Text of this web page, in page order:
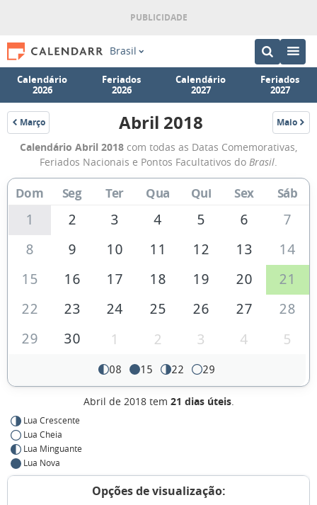
Brasil
Calendário
2026
Feriados
2026
Calendário
2027
Feriados
2027
Março
2018
Calendário
de
Abril
de
2018
Abril 2018 Maio
2018
Calendário Abril 2018 com todas as Datas Comemorativas,
Feriados Nacionais e Pontos Facultativos do Brasil.
Dom Seg Ter Qua Qui Sex Sáb
1 2 3 4 5 6
7
8
9 10 11 12 13
14
15
16 17 18 19 20
21
22
23 24 25 26 27
28
29
30 1 2 3 4 5
08 15 22 29
Abril de 2018 tem 21 dias úteis.
Lua Crescente
Lua Cheia
Lua Minguante
Lua Nova
Opções de visualização: